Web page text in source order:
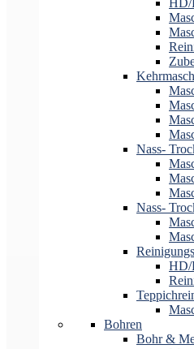
HD/
Nass-
Nass-
HD/
Bohren
Bohr &